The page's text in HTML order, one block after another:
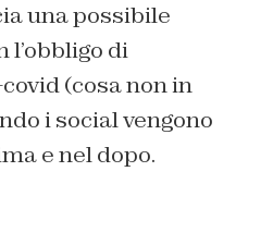
una possibile
l’obbligo di
(cosa non in
i social vengono
e nel dopo.